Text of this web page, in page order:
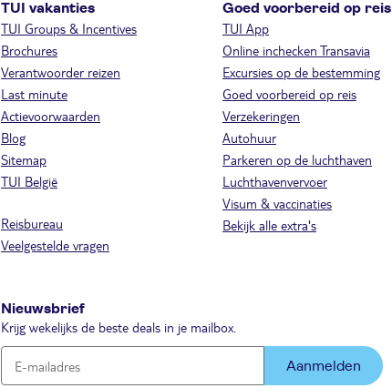
TUI vakanties
TUI Groups & Incentives
Brochures
Verantwoorder reizen
Last minute
Actievoorwaarden
Blog
Sitemap
TUI België
Reisbureau
Veelgestelde vragen
Goed voorbereid op reis
TUI App
Online inchecken Transavia
Excursies op de bestemming
Goed voorbereid op reis
Verzekeringen
Autohuur
Parkeren op de luchthaven
Luchthavenvervoer
Visum & vaccinaties
Bekijk alle extra's
Nieuwsbrief
Krijg wekelijks de beste deals in je mailbox.
Aanmelden